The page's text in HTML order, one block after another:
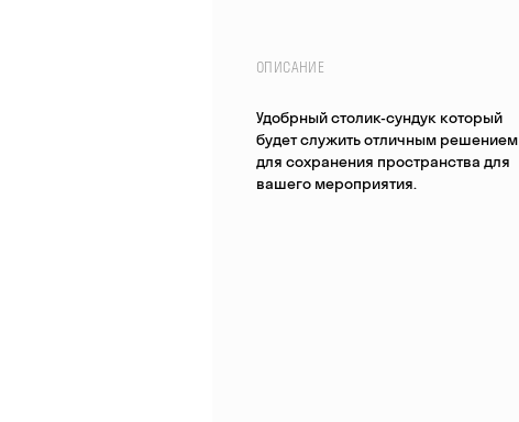
ОПИСАНИЕ
Удобрный столик-сундук который
будет служить отличным решением
для сохранения пространства для
вашего мероприятия.